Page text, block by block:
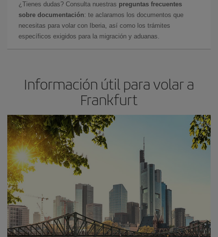
¿Tienes dudas? Consulta nuestras preguntas frecuentes
sobre documentación: te aclaramos los documentos que
necesitas para volar con Iberia, así como los trámites
específicos exigidos para la migración y aduanas.
Información útil para volar a
Frankfurt